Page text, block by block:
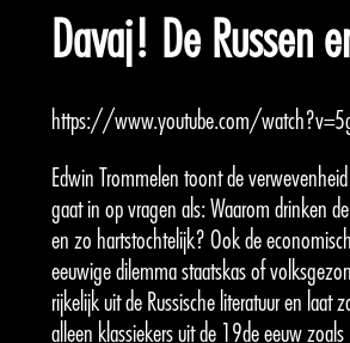
Davaj! De Russen
https://www.youtube.com/
Edwin Trommelen toont de
gaat in op vragen als: Waarom drinken
en zo hartstochtelijk? Ook de
eeuwige dilemma staatskas of
rijkelijk uit de Russische literatuur en laat
alleen klassiekers uit de 19de eeuw